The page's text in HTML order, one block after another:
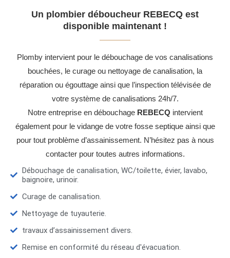
Un plombier déboucheur REBECQ est
disponible maintenant !
Plomby intervient pour le débouchage de vos canalisations
bouchées, le curage ou nettoyage de canalisation, la
réparation ou égouttage ainsi que l’inspection télévisée de
votre système de canalisations 24h/7.
Notre entreprise en débouchage REBECQ intervient
également pour le vidange de votre fosse septique ainsi que
pour tout problème d’assainissement. N’hésitez pas à nous
contacter pour toutes autres informations.
Débouchage de canalisation, WC/toilette, évier, lavabo,
baignoire, urinoir.
Curage de canalisation.
Nettoyage de tuyauterie.
travaux d’assainissement divers.
Remise en conformité du réseau d'évacuation.